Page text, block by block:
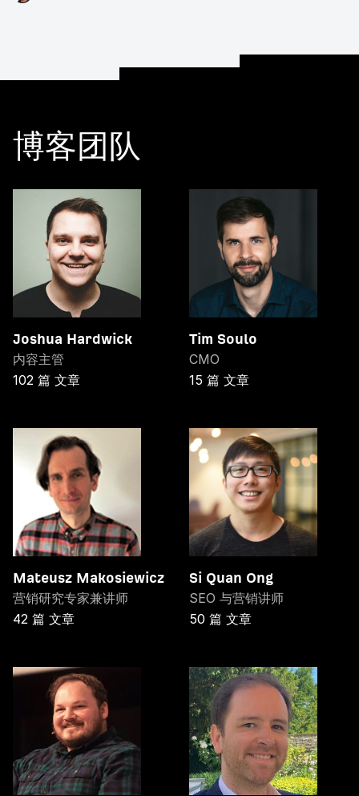
博客团队
Joshua Hardwick
内容主管
102 篇 文章
Tim Soulo
CMO
15 篇 文章
Mateusz Makosiewicz
营销研究专家兼讲师
42 篇 文章
Si Quan Ong
SEO 与营销讲师
50 篇 文章